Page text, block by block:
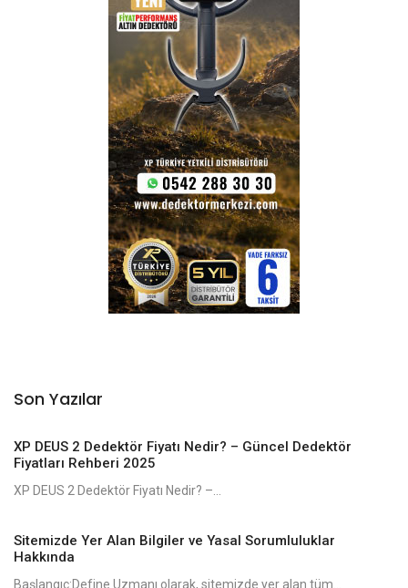
Son Yazılar
XP DEUS 2 Dedektör Fiyatı Nedir? – Güncel Dedektör
Fiyatları Rehberi 2025
XP DEUS 2 Dedektör Fiyatı Nedir? –...
Sitemizde Yer Alan Bilgiler ve Yasal Sorumluluklar
Hakkında
Başlangıç:Define Uzmanı olarak, sitemizde yer alan tüm...